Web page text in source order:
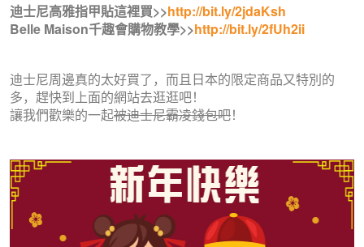
迪士尼高雅指甲貼這裡買>>http://bit.ly/2jdaKsh
Belle Maison千趣會購物教學>>http://bit.ly/2fUh2ii
迪士尼周邊真的太好買了，而且日本的限定商品又特別的
多，趕快到上面的網站去逛逛吧！
讓我們歡樂的一起被迪士尼霸凌錢包吧！